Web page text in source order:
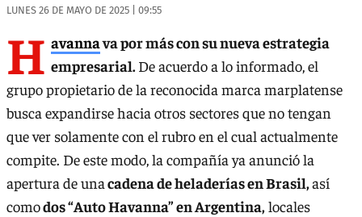
LUNES 26 DE MAYO DE 2025 | 09:55
H avannava por más con su nueva estrategia
empresarial.De acuerdo a lo informado, el
grupo propietario de la reconocida marca marplatense
busca expandirse hacia otros sectores que no tengan
que ver solamente con el rubro en el cual actualmente
compite. De este modo, la compañía ya anunció la
apertura de unacadena de heladerías en Brasil,así
comodos “Auto Havanna” en Argentina,locales